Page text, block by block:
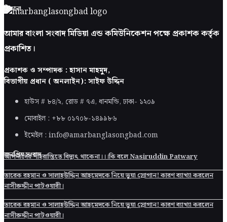
ঠিকানা
আমার বাংলা সংবাদ মিডিয়া এন্ড কমিউনিকেশন পক্ষে প্রকাশক কর্তৃক
প্রকাশিত।
প্রকাশক ও সম্পাদক : হাসান মাহমুদ,
বিভাগীয় প্রধান ( অনলাইন): সাইফ উদ্দিন
হাউস # ৮৪/২, রোড # ৭এ, ধানমন্ডি, ঢাকা- ১২০৯
মোবাইল : +৮৮ ০১৭০৮-১৪৯৯৮৬
ইমেইল : info@amarbanglasongbad.com
জনপ্রিয় সংবাদ
আপনাদের শাহরাস্তিতে বিদ্যুৎ থাকেনা।।।কি বলে Nasiruddin Patwary
তারেক রহমান ও সালাহউদ্দিন আহমেদকে নিয়ে ভুয়া স্লোগান! কারণ ব্যাখ্যা করলেন
নাসীরুদ্দীন পাটওয়ারী।
তারেক রহমান ও সালাহউদ্দিন আহমেদকে নিয়ে ভুয়া স্লোগান! কারণ ব্যাখ্যা করলেন
নাসীরুদ্দীন পাটওয়ারী।